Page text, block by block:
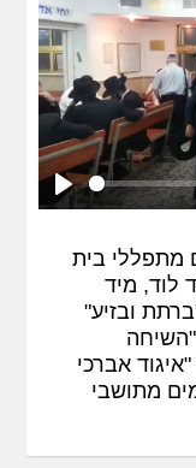
Play
מתפללי בית
לוד, מיד
ובזיע"
אברכי
מתושבי